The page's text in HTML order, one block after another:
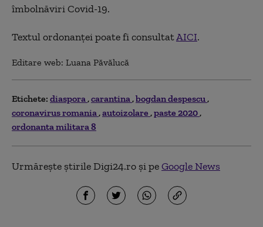
îmbolnăviri Covid-19.
Textul ordonanței poate fi consultatAICI.
Editare web: Luana Păvălucă
Etichete: diaspora carantina bogdan despescu
coronavirus romania autoizolare paste 2020
ordonanta militara 8
Urmărește știrile Digi24.ro și peGoogle News